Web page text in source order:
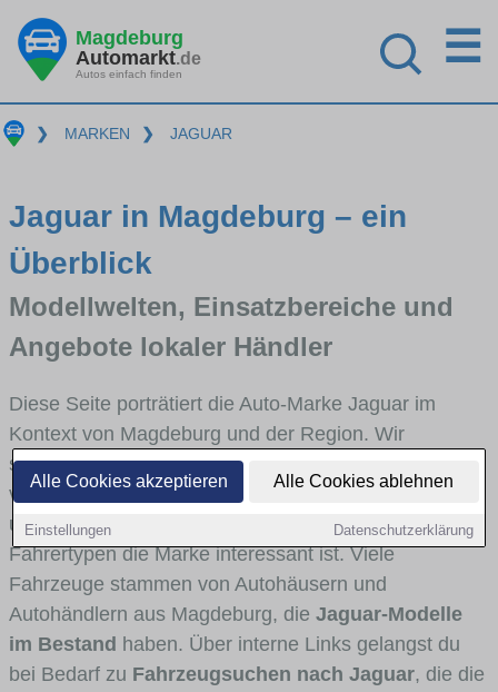
Alle Cookies akzeptieren Alle Cookies ablehnen
Einstellungen Datenschutzerklärung
Magdeburg
Automarkt.de
Autos einfach finden
☰
❯ MARKEN ❯ JAGUAR
Jaguar in Magdeburg – ein
Überblick
Modellwelten, Einsatzbereiche und
Angebote lokaler Händler
Diese Seite porträtiert die Auto-Marke Jaguar im
Kontext von Magdeburg und der Region. Wir
skizzieren, in welchen Fahrzeugklassen Jaguar stark
vertreten ist, welche Modellreihen häufig im Stadt-
und Umlandverkehr zu sehen sind und für welche
Fahrertypen die Marke interessant ist. Viele
Fahrzeuge stammen von Autohäusern und
Autohändlern aus Magdeburg, die Jaguar-Modelle
im Bestand haben. Über interne Links gelangst du
bei Bedarf zu Fahrzeugsuchen nach Jaguar, die die